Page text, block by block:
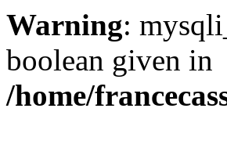
Warning:
boolean given in
/home/